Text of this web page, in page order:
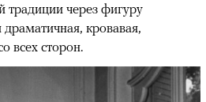
традиции через фигуру
кровавая,
всех сторон.